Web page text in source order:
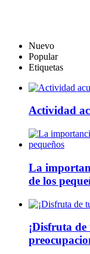
Nuevo
Popular
Etiquetas
Actividad
La
de los
¡Disfruta